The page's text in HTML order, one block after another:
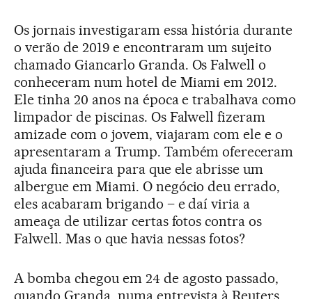
Os jornais investigaram essa história durante
o verão de 2019 e encontraram um sujeito
chamado Giancarlo Granda. Os Falwell o
conheceram num hotel de Miami em 2012.
Ele tinha 20 anos na época e trabalhava como
limpador de piscinas. Os Falwell fizeram
amizade com o jovem, viajaram com ele e o
apresentaram a Trump. Também ofereceram
ajuda financeira para que ele abrisse um
albergue em Miami. O negócio deu errado,
eles acabaram brigando – e daí viria a
ameaça de utilizar certas fotos contra os
Falwell. Mas o que havia nessas fotos?
A bomba chegou em 24 de agosto passado,